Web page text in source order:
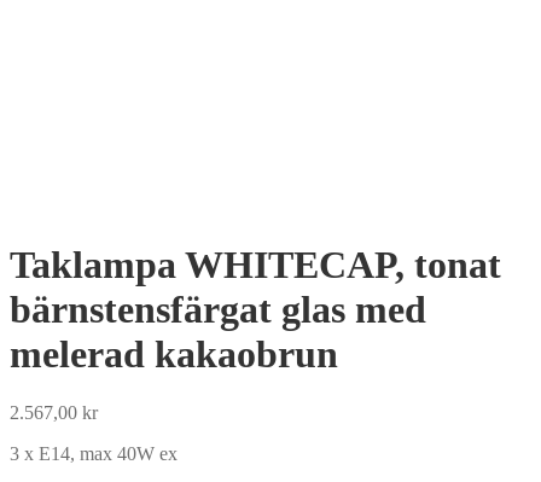
Taklampa WHITECAP, tonat
bärnstensfärgat glas med
melerad kakaobrun
2.567,00 kr
3 x E14, max 40W ex